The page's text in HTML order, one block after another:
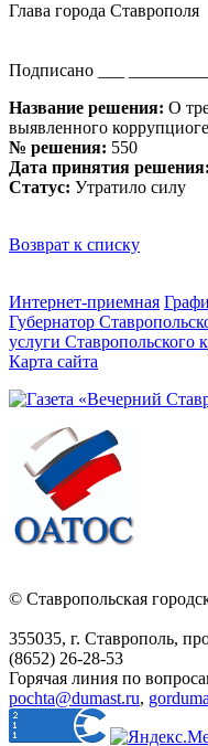
Глава
Подписано ___
Название решения: О
выявленного
№ решения: 550
Дата принятия решения:
Статус: Утратило силу
Возврат к списку
Интернет-приемная
Губернатор
услуги Ставропольского
Карта сайта
© Ставропольская
355035, г. Ставрополь,
(8652) 26-28-53
Горячая линия по
pochta@dumast.ru,